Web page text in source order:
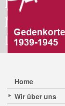
Home
Wir über uns